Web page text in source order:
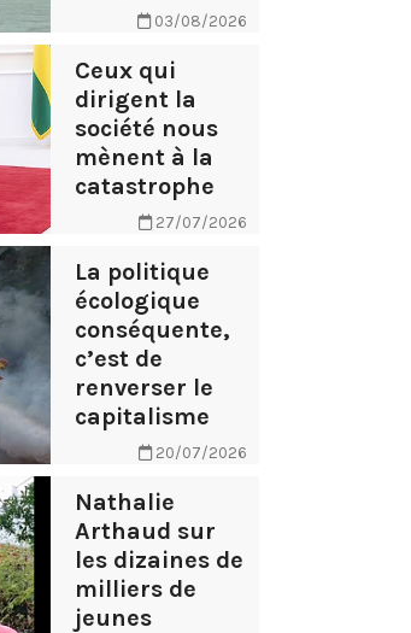
03/08/2026
Ceux qui
dirigent la
société nous
mènent à la
catastrophe
27/07/2026
La politique
écologique
conséquente,
c’est de
renverser le
capitalisme
20/07/2026
Nathalie
Arthaud sur
les dizaines de
milliers de
jeunes